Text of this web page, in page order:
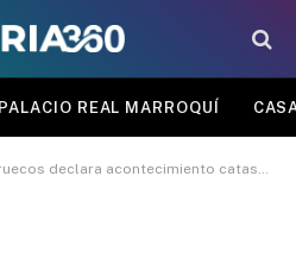
PALACIO REAL MARROQUÍ
declara acontecimiento catastrófico y lanza plan de 3.000 MMDH de ayudas